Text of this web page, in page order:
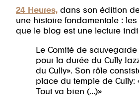
24 Heures, dans son édition
une histoire fondamentale : les
que le blog est une lecture
Le Comité de
pour la durée du Cully
du Cully». Son rôle
place du temple de Cully:
Tout va bien (…)»